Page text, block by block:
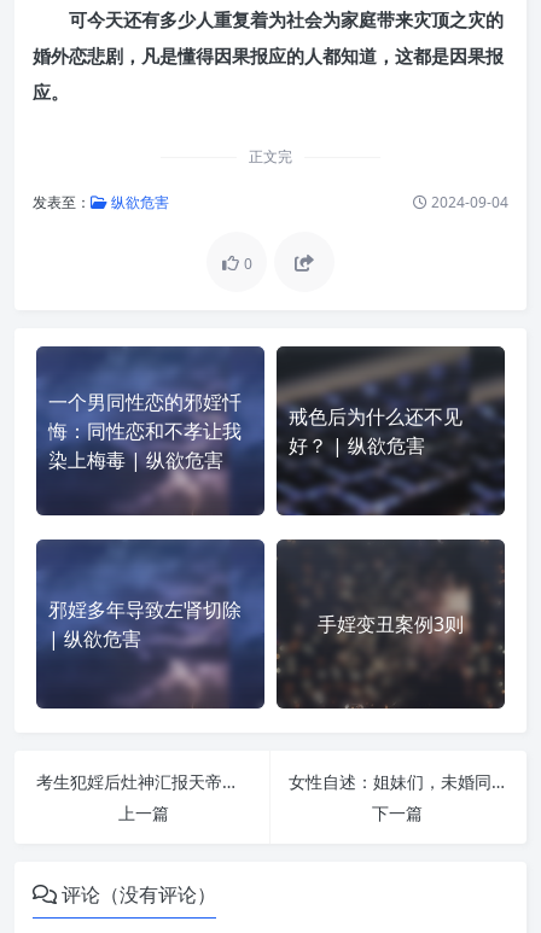
可今天还有多少人重复着为社会为家庭带来灾顶之灾的
婚外恋悲剧，凡是懂得因果报应的人都知道，这都是因果报
应。
正文完
发表至： 纵欲危害 2024-09-04
0
一个男同性恋的邪婬忏
悔：同性恋和不孝让我
染上梅毒 | 纵欲危害
戒色后为什么还不见
好？ | 纵欲危害
邪婬多年导致左肾切除
| 纵欲危害
手婬变丑案例3则
考生犯婬后灶神汇报天帝削减功名! | 纵欲危害
上一篇
女性自述：姐妹们，未婚同居的伤害有多大？ | 纵欲危害
下一篇
评论（没有评论）